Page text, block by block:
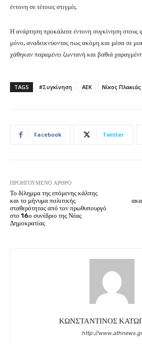
έντονη σε τέτοιες στιγμές.
Η ανάρτηση προκάλεσε έντονη συγκίνηση στους
μόνο, αναδεικνύοντας πως ακόμη και μέσα σε
χάθηκαν παραμένει ζωντανή και βαθιά
TAGS #Συγκίνηση ΑΕΚ Νίκος Πλακιάς
Facebook Twitter
ΠΡΟΗΓΟΎΜΕΝΟ ΆΡΘΡΟ
Το δίλημμα της επόμενης κάλπης
και το μήνυμα πολιτικής
σταθερότητας από τον πρωθυπουργό
στο 16ο συνέδριο της Νέας
Δημοκρατίας
ΚΩΝΣΤΑΝΤΙΝΟΣ
http://www.athnews.gr